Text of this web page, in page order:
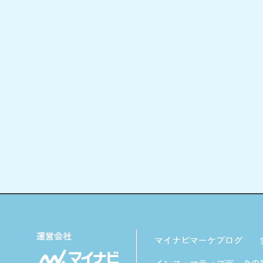
マイナビマーケブログ